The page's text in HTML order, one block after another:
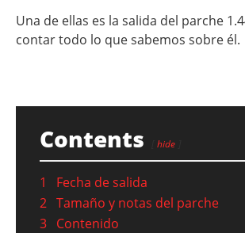
Una de ellas es la salida del parche
contar todo lo que sabemos sobre él.
Contents hide
1
Fecha de salida
2 Tamaño y notas del parche
3 Contenido